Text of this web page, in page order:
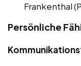
Frankenthal
Persönliche